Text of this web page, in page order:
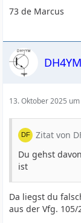
73 de Marcus
DH4YM
13. Oktober 2025
Zitat von
Du gehst
ist
Da liegst du
aus der Vfg. 105/